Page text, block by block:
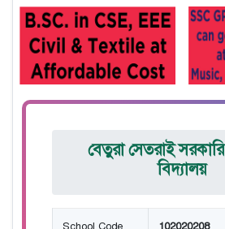
বেতুরা সেতরাই
বিদ্যালয়
School Code 102020208